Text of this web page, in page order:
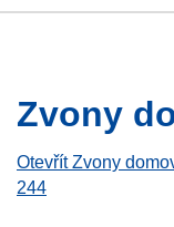
Zvony
Otevřít Zvony
244